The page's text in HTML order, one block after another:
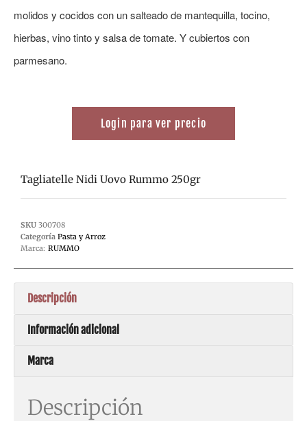
molidos y cocidos con un salteado de mantequilla, tocino,
hierbas, vino tinto y salsa de tomate. Y cubiertos con
parmesano.
Login para ver precio
Tagliatelle Nidi Uovo Rummo 250gr
SKU 300708
Categoría Pasta y Arroz
Marca: RUMMO
Descripción
Información adicional
Marca
Descripción